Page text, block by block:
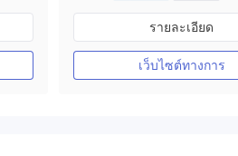
การกำกับดูแล ออสเตรเลีย
ใบอนุญาต MT4 แบบเต็ม
รายละเอียด
เว็บไซต์ทางการ